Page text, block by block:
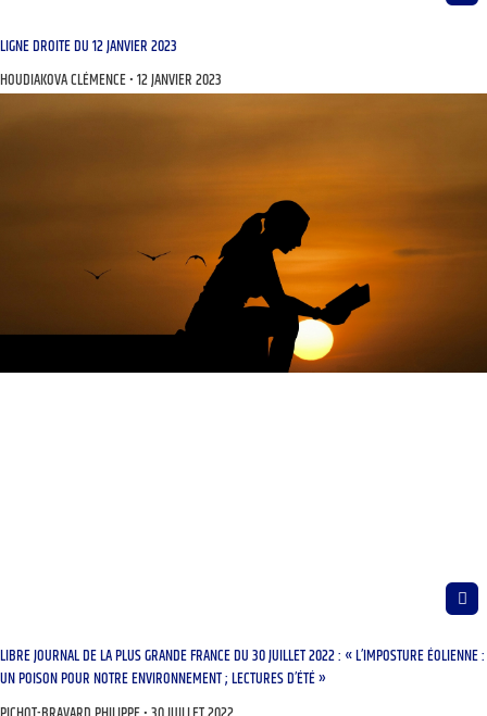
LIGNE DROITE DU 12 JANVIER 2023
HOUDIAKOVA CLÉMENCE 12 JANVIER 2023
LIBRE JOURNAL DE LA PLUS GRANDE FRANCE DU 30 JUILLET 2022 : « L’IMPOSTURE ÉOLIENNE :
UN POISON POUR NOTRE ENVIRONNEMENT ; LECTURES D’ÉTÉ »